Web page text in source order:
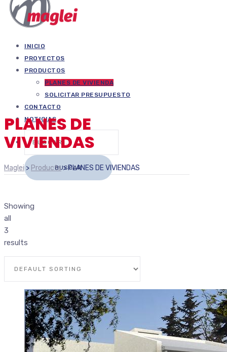
INICIO
PROYECTOS
PRODUCTOS
PLANES DE VIVIENDA
SOLICITAR PRESUPUESTO
CONTACTO
NOTICIAS
Buscar:
PLANES DE
VIVIENDAS
Maglei> Products>PLANES DE VIVIENDAS
Showing
all
3
results